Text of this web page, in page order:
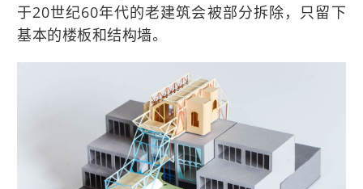
于20世纪60年代的老建筑会被部分拆除，只留下
基本的楼板和结构墙。